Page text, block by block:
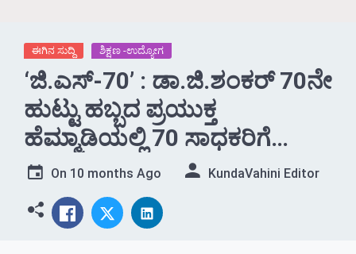
ಈಗಿನ ಸುದ್ದಿ ಶಿಕ್ಷಣ -ಉದ್ಯೋಗ
‘ಜಿ.ಎಸ್-70’ : ಡಾ.ಜಿ.ಶಂಕರ್ 70ನೇ
ಹುಟ್ಟು ಹಬ್ಬದ ಪ್ರಯುಕ್ತ
ಹೆಮ್ಮಾಡಿಯಲ್ಲಿ 70 ಸಾಧಕರಿಗೆ
ಸನ್ಮಾನ
On 10 months Ago KundaVahini Editor